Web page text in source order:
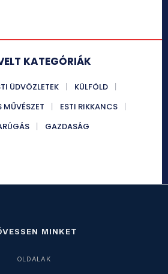
KATEGÓRIÁK
ÜDVÖZLETEK
KÜLFÖLD
MŰVÉSZET
ESTI RIKKANCS
GAZDASÁG
MINKET
OLDALAK